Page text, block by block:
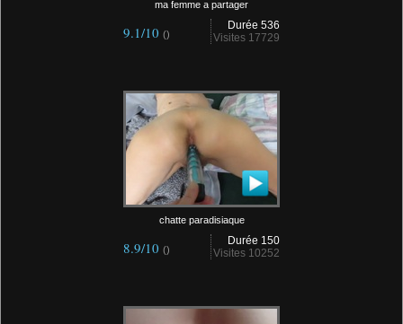
ma femme a partager
Durée 536
Visites 17729
9.1/10 ()
chatte paradisiaque
Durée 150
Visites 10252
8.9/10 ()